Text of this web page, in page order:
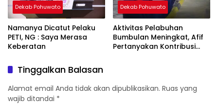
Dekab Pohuwato
Namanya Dicatut Pelaku
PETI, NG : Saya Merasa
Keberatan
Dekab Pohuwato
Aktivitas Pelabuhan
Bumbulan Meningkat, Afif
Pertanyakan Kontribusi
Tinggalkan Balasan
Alamat email Anda tidak akan dipublikasikan. Ruas yang
wajib ditandai *